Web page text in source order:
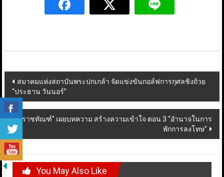
Post
navigation
สมาคมแห่งสถาบันพระปกเกล้า จัดแข่งขันกอล์ฟการกุศลชิงถ้วย
“ประธาน วันนอร์”
“ราชทัณฑ์” เผยบทความ สร้างความเข้าใจ ตอน 3 “อำนาจในการ
พักการลงโทษ”
You May Also Like